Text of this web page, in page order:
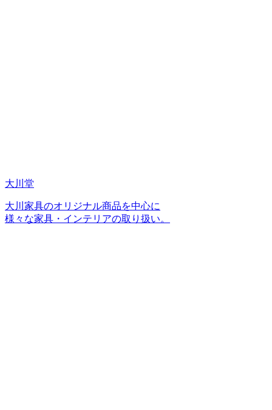
大川堂
大川家具のオリジナル商品を中心に
様々な家具・インテリアの取り扱い。